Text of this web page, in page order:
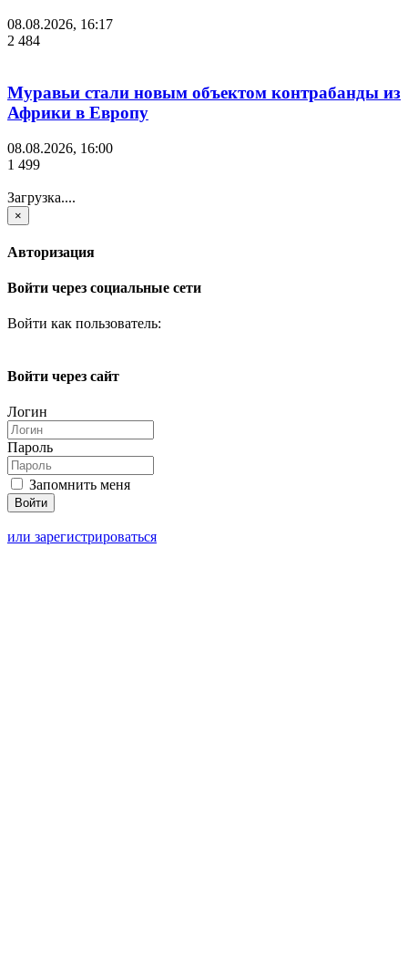
08.08.2026, 16:17
2 484
Муравьи стали новым объектом контрабанды из
Африки в Европу
08.08.2026, 16:00
1 499
Загрузка....
×
Авторизация
Войти через социальные сети
Войти как пользователь:
Войти через сайт
Логин
Пароль
Запомнить меня
или зарегистрироваться